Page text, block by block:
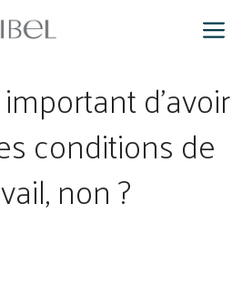
d’avoir
conditions de
non ?